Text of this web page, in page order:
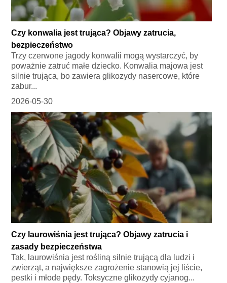
Czy konwalia jest trująca? Objawy zatrucia,
bezpieczeństwo
Trzy czerwone jagody konwalii mogą wystarczyć, by
poważnie zatruć małe dziecko. Konwalia majowa jest
silnie trująca, bo zawiera glikozydy nasercowe, które
zabur...
2026-05-30
Czy laurowiśnia jest trująca? Objawy zatrucia i
zasady bezpieczeństwa
Tak, laurowiśnia jest rośliną silnie trującą dla ludzi i
zwierząt, a największe zagrożenie stanowią jej liście,
pestki i młode pędy. Toksyczne glikozydy cyjanog...